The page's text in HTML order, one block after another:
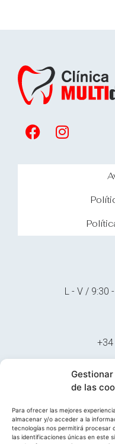
de las
Para ofrecer las mejores
almacenar y/o acceder a la
tecnologías nos permitirá procesar
las identificaciones únicas en este
L - V / 9:30